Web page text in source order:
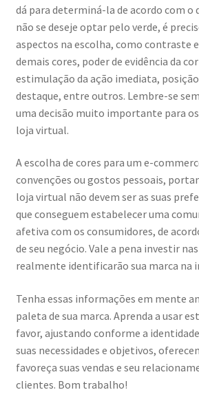
dá para determiná-la de acordo com o
não se deseje optar pelo verde, é
aspectos na escolha, como contraste
demais cores, poder de evidência da
estimulação da ação imediata,
destaque, entre outros. Lembre-se
uma decisão muito importante para
loja virtual.
A escolha de cores para um e-
convenções ou gostos pessoais,
loja virtual não devem ser as suas
que conseguem estabelecer uma
afetiva com os consumidores, de
de seu negócio. Vale a pena investir
realmente identificarão sua marca na
Tenha essas informações em mente
paleta de sua marca. Aprenda a usar
favor, ajustando conforme a
suas necessidades e objetivos,
favoreça suas vendas e seu
clientes. Bom trabalho!